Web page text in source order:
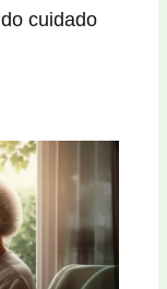
cuidado